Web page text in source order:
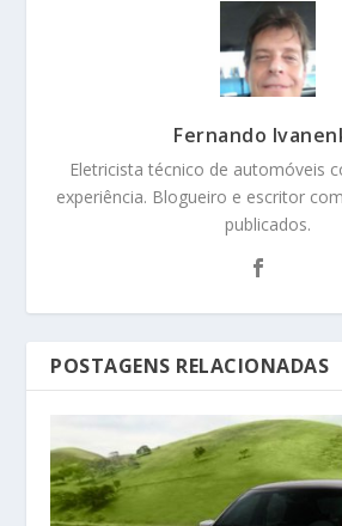
Fernando
Eletricista técnico de automóveis
experiência. Blogueiro e escritor
publicados.
POSTAGENS RELACIONADAS